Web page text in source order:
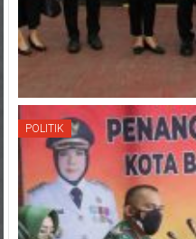
POLITIK